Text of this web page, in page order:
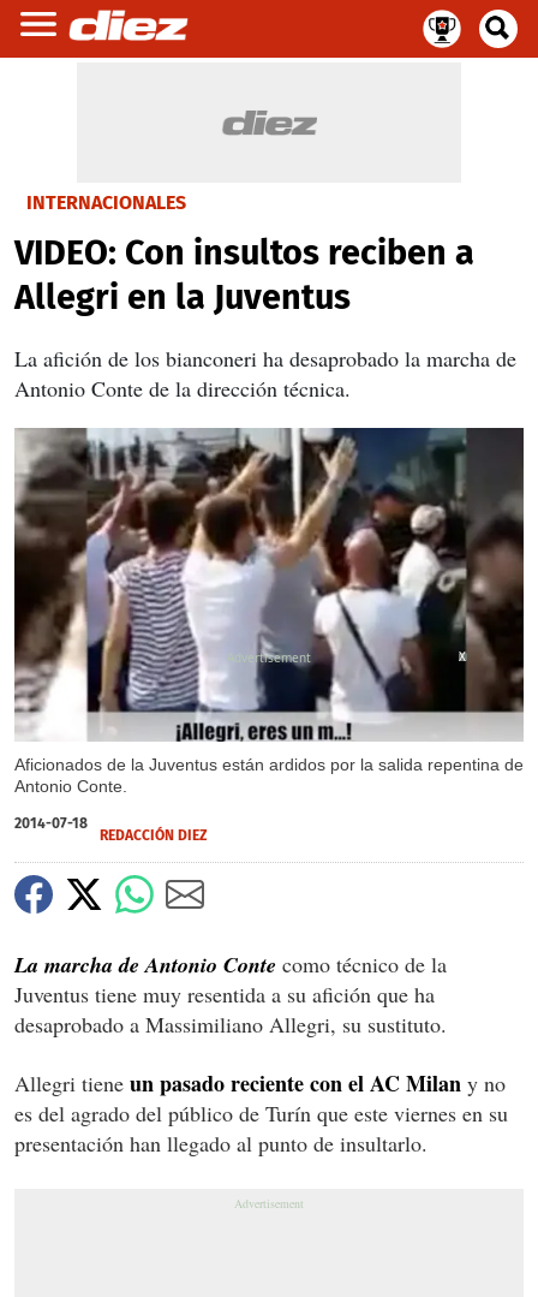
INTERNACIONALES
VIDEO: Con insultos reciben a
Allegri en la Juventus
La afición de los bianconeri ha desaprobado la marcha de
Antonio Conte de la dirección técnica.
Aficionados de la Juventus están ardidos por la salida repentina de
Antonio Conte.
X
2014-07-18
REDACCIÓN DIEZ
La marcha de Antonio Conte como técnico de la
Juventus tiene muy resentida a su afición que ha
desaprobado a Massimiliano Allegri, su sustituto.
Allegri tiene un pasado reciente con el AC Milan y no
es del agrado del público de Turín que este viernes en su
presentación han llegado al punto de insultarlo.